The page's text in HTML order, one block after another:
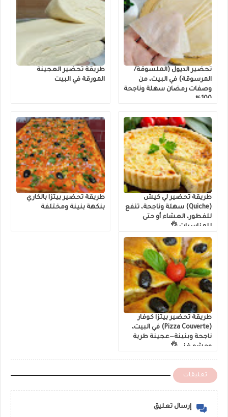
تحضير الديول (الملسوقة/
المرسوقة) في البيت، من
وصفات رمضان سهلة وناجحة
100%
طريقة تحضير العجينة
المورقة في البيت
طريقة تحضير لي كيش
(Quiche) سهلة وناجحة، تنفع
للفطور، العشاء أو حتى
للمناسبات 👌
طريقة تحضير بيتزا بالكاري
بنكهة بنينة ومختلفة
طريقة تحضير بيتزا كوفار
(Pizza Couverte) في البيت،
ناجحة وبنينة—عجينة طرية
وحشو غني 👌
تعليقات
إرسال تعليق